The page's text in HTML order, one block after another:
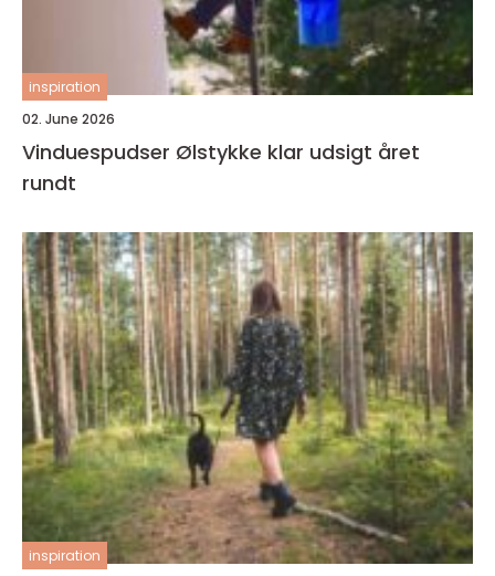
inspiration
02. June 2026
Vinduespudser Ølstykke klar udsigt året
rundt
inspiration